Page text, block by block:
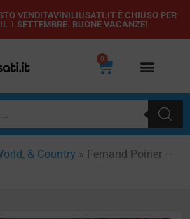
VENDITAVINILIUSATI.IT È CHIUSO PER
1 SETTEMBRE. BUONE VACANZE!
0
Carrello
& Country » Fernand Poirier –